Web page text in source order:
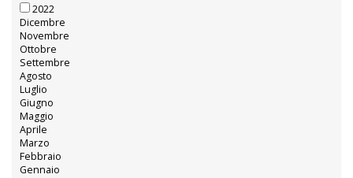
2022
Dicembre
Novembre
Ottobre
Settembre
Agosto
Luglio
Giugno
Maggio
Aprile
Marzo
Febbraio
Gennaio